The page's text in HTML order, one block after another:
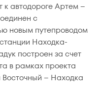
автодороге Артем –
с
новым путепроводом
Находка-
построен за счет
в рамках проекта
Восточный – Находка